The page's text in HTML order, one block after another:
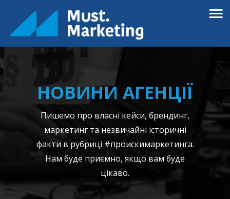
НОВИНИ АГЕНЦІЇ
Пишемо про власні кейси, брендинг,
маркетинг та незвичайні історичні
факти в рубриці #проискимаркетинга.
Нам буде приємно, якщо вам буде
цікаво.